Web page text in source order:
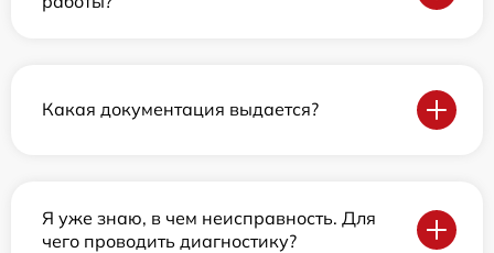
Какая документация выдается?
Я уже знаю, в чем неисправность. Для
чего проводить диагностику?